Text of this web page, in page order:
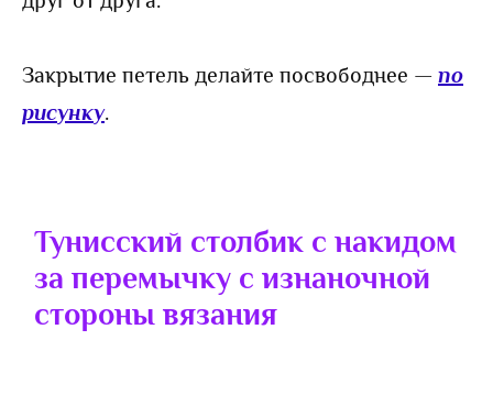
Закрытие петель делайте посвободнее — по
рисунку.
Тунисский столбик с накидом
за перемычку с изнаночной
стороны вязания